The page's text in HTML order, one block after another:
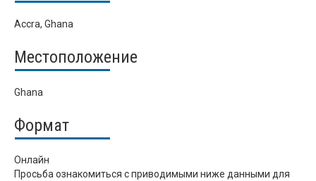
Accra, Ghana
Местоположение
Ghana
Формат
Онлайн
Просьба ознакомиться с приводимыми ниже данными для